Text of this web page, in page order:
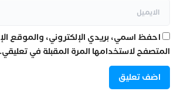
احفظ اسمي، بريدي الإلكتروني، والموقع
المتصفح لاستخدامها المرة المقبلة في تعليقي.